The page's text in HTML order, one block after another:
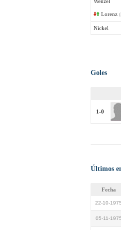
Lorenz
Nickel
Goles
1-0
Últimos
Fecha
22-10-1975
05-11-1975